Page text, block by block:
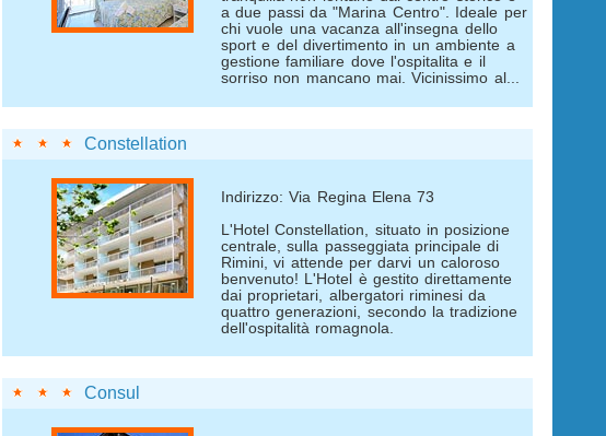
a due passi da "Marina Centro". Ideale per
chi vuole una vacanza all'insegna dello
sport e del divertimento in un ambiente a
gestione familiare dove l'ospitalita e il
sorriso non mancano mai. Vicinissimo al...
Constellation
Indirizzo: Via Regina Elena 73
L'Hotel Constellation, situato in posizione
centrale, sulla passeggiata principale di
Rimini, vi attende per darvi un caloroso
benvenuto! L'Hotel è gestito direttamente
dai proprietari, albergatori riminesi da
quattro generazioni, secondo la tradizione
dell'ospitalità romagnola.
Consul